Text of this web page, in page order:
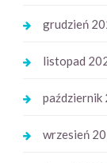
grudzień
listopad
październik
wrzesień